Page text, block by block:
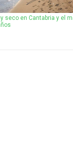
seco en Cantabria y el